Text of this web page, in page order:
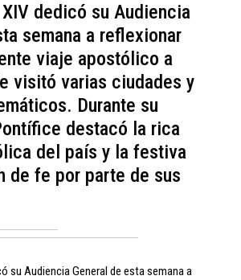
dedicó su Audiencia
semana a reflexionar
viaje apostólico a
visitó varias ciudades y
Durante su
destacó la rica
del país y la festiva
de fe por parte de sus
su Audiencia General de esta semana a